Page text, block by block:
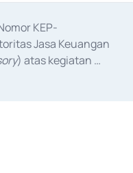
KEP-
Jasa Keuangan
) atas kegiatan